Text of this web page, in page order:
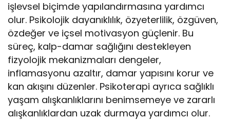
işlevsel biçimde yapılandırmasına yardımcı
olur. Psikolojik dayanıklılık, özyeterlilik, özgüven,
özdeğer ve içsel motivasyon güçlenir. Bu
süreç, kalp-damar sağlığını destekleyen
fizyolojik mekanizmaları dengeler,
inflamasyonu azaltır, damar yapısını korur ve
kan akışını düzenler. Psikoterapi ayrıca sağlıklı
yaşam alışkanlıklarını benimsemeye ve zararlı
alışkanlıklardan uzak durmaya yardımcı olur.